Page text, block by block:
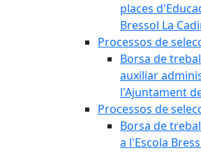
places
Bressol La
Processos de
Borsa de
auxiliar
l'Ajuntament
Processos de
Borsa de
a l'Escola